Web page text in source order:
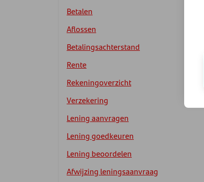
Betalen
Aflossen
Betalingsachterstand
Rente
Rekeningoverzicht
Verzekering
Lening aanvragen
Lening goedkeuren
Lening beoordelen
Afwijzing leningsaanvraag